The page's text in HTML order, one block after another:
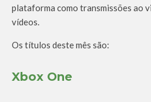
plataforma como transmissões ao
vídeos.
Os títulos deste mês são:
Xbox One